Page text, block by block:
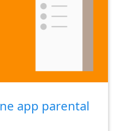
app parental